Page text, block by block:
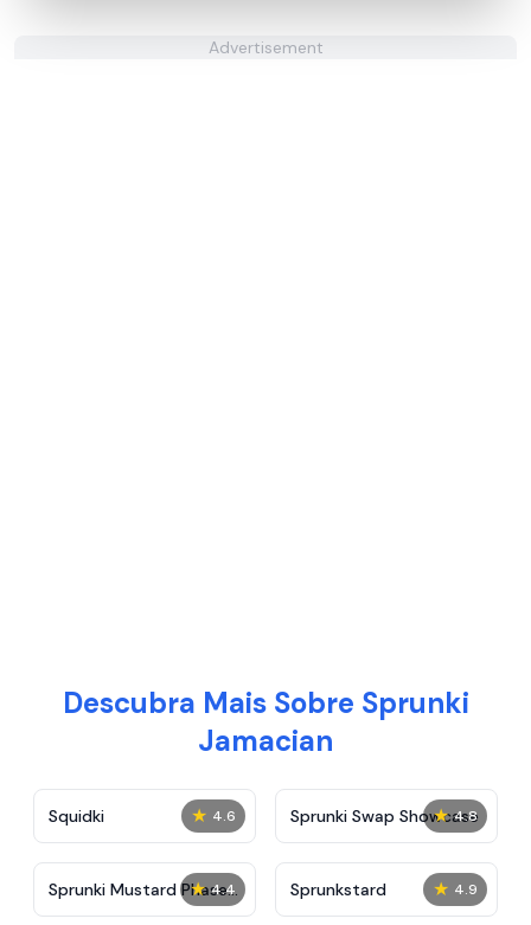
Advertisement
Descubra Mais Sobre Sprunki
Jamacian
★ 4.6
Squidki ★ 4.8
Sprunki Swap Showcase
★ 4.4
Sprunki Mustard Phase
2
★ 4.9
Sprunkstard